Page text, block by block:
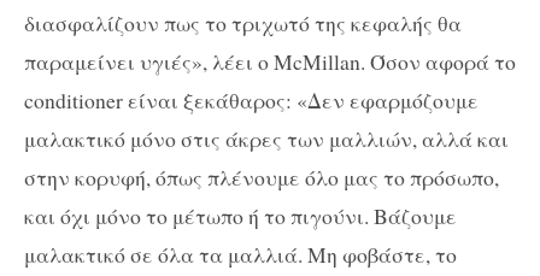
διασφαλίζουν πως το τριχωτό της κεφαλής θα
παραμείνει υγιές», λέει ο McMillan. Όσον αφορά το
conditioner είναι ξεκάθαρος: «Δεν εφαρμόζουμε
μαλακτικό μόνο στις άκρες των μαλλιών, αλλά και
στην κορυφή, όπως πλένουμε όλο μας το πρόσωπο,
και όχι μόνο το μέτωπο ή το πιγούνι. Βάζουμε
μαλακτικό σε όλα τα μαλλιά. Μη φοβάστε, το